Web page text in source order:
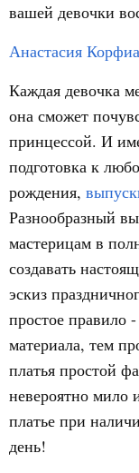
вашей девочки
Анастасия
Каждая девочка
она сможет
принцессой. И
подготовка к
рождения,
Разнообразный
мастерицам в
создавать
эскиз
простое правило
материала, тем
платья простой
невероятно мило
платье при
день!